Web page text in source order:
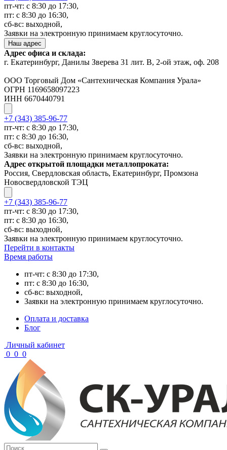
пт-чт: с 8:30 до 17:30,
пт: с 8:30 до 16:30,
сб-вс: выходной,
Заявки на электронную принимаем круглосуточно.
Наш адрес
Адрес офиса и склада:
г. Екатеринбург, Данилы Зверева 31 лит. В, 2-ой этаж, оф. 208
ООО Торговый Дом «Сантехническая Компания Урала»
ОГРН 1169658097223
ИНН 6670440791
+7 (343) 385-96-77
пт-чт: с 8:30 до 17:30,
пт: с 8:30 до 16:30,
сб-вс: выходной,
Заявки на электронную принимаем круглосуточно.
Адрес открытой площадки металлопроката:
Россия, Свердловская область, Екатеринбург, Промзона
Новосвердловской ТЭЦ
+7 (343) 385-96-77
пт-чт: с 8:30 до 17:30,
пт: с 8:30 до 16:30,
сб-вс: выходной,
Заявки на электронную принимаем круглосуточно.
Перейти в контакты
Время работы
пт-чт: с 8:30 до 17:30,
пт: с 8:30 до 16:30,
сб-вс: выходной,
Заявки на электронную принимаем круглосуточно.
Оплата и доставка
Блог
Личный кабинет
0 0 0